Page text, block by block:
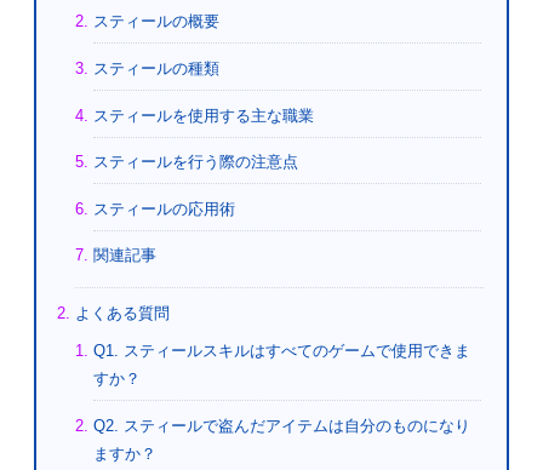
スティールの概要
スティールの種類
スティールを使用する主な職業
スティールを行う際の注意点
スティールの応用術
関連記事
よくある質問
Q1. スティールスキルはすべてのゲームで使用できま
すか？
Q2. スティールで盗んだアイテムは自分のものになり
ますか？